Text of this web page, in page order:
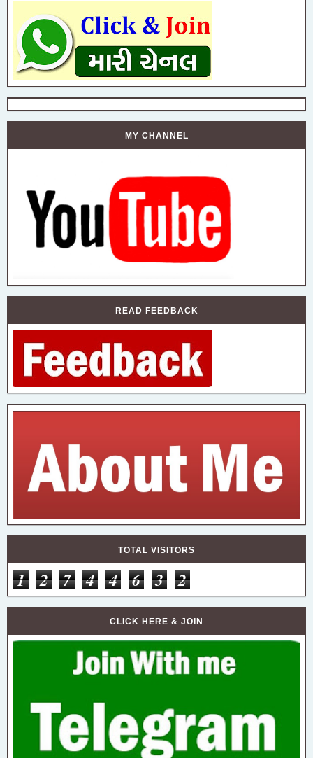
MY CHANNEL
READ FEEDBACK
TOTAL VISITORS
1 2 7 4 4 6 3 2
CLICK HERE & JOIN